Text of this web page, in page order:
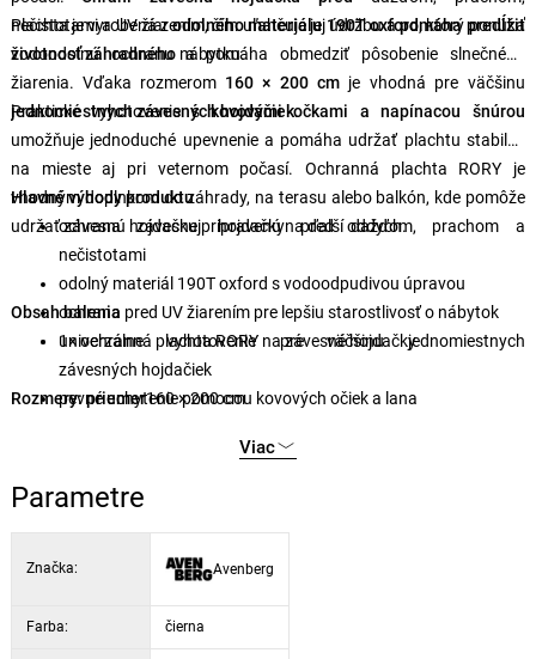
nečistotami a UV žiarením, čím uľahčuje jej údržbu apomáha predĺžiť
životnosť záhradného nábytku.
Plachta je vyrobená zodolného materiálu 190T oxford, ktorý ponúka
vodoodolnú ochranu a pomáha obmedziť pôsobenie slnečného
žiarenia. Vďaka rozmerom 160 × 200 cmje vhodná pre väčšinu
jednomiestnych závesných hojdačiek.
Praktické vyhotovenie skovovými očkami a napínacou šnúrou
umožňuje jednoduché upevnenie a pomáha udržať plachtu stabilne
na mieste aj pri veternom počasí. Ochranná plachta RORY je
vhodným doplnkom do záhrady, na terasu alebo balkón, kde pomôže
udržať závesnú hojdačku pripravenú na ďalší oddych.
Hlavné výhody produktu
ochrana závesnej hojdačky pred dažďom, prachom a
nečistotami
odolný materiál 190T oxford s vodoodpudivou úpravou
ochrana pred UV žiarením pre lepšiu starostlivosť o nábytok
univerzálne vyhotovenie pre väčšinu jednomiestnych
závesných hojdačiek
pevné uchytenie pomocou kovových očiek a lana
praktické riešenie pre celoročnú ochranu
Obsah balenia
1× ochranná plachta RORY na závesné hojdačky
Rozmery: priemer160 × 200 cm
Viac
Parametre
Značka: Avenberg
Farba: čierna